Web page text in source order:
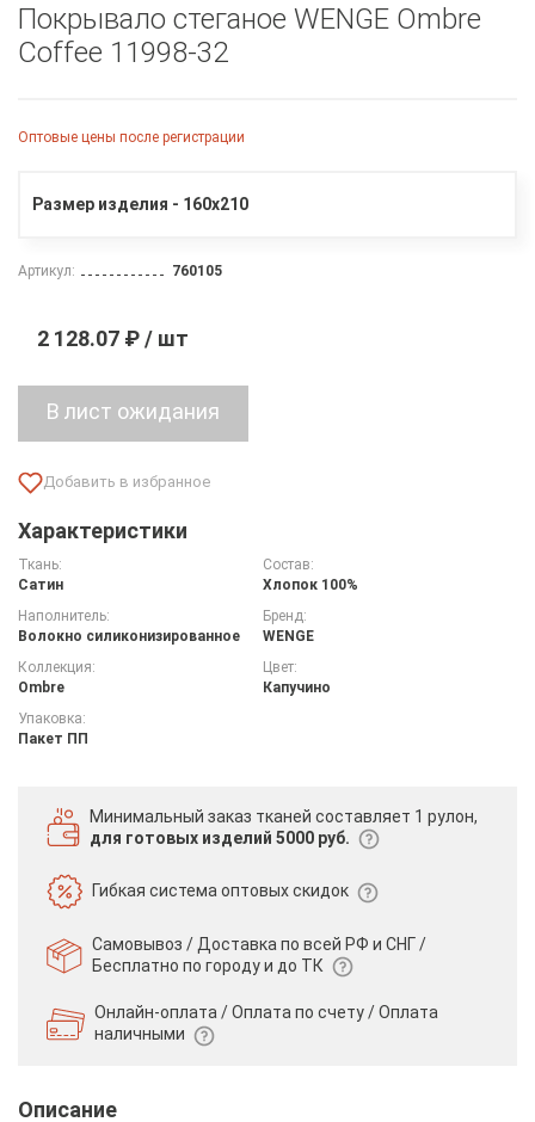
Покрывало стеганое WENGE Ombre
Coffee 11998-32
Оптовые цены после регистрации
Размер изделия - 160х210
Артикул: 760105
2 128.07 ₽ / шт
Характеристики
Ткань:
Сатин
Состав:
Хлопок 100%
Наполнитель:
Волокно силиконизированное
Бренд:
WENGE
Коллекция:
Ombre
Цвет:
Капучино
Упаковка:
Пакет ПП
Минимальный заказ тканей составляет 1 рулон,
для готовых изделий 5000 руб.
Гибкая системаоптовых скидок
Самовывоз / Доставка по всей РФ и СНГ /
Бесплатно по городу и до ТК
Онлайн-оплата / Оплата по счету /Оплата
наличными
Описание